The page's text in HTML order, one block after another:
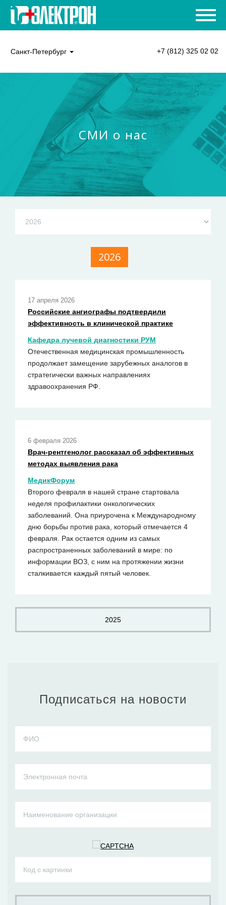
Санкт-Петербург +7 (812) 325 02 02
СМИ о нас
2026
17 апреля 2026
Российские ангиографы подтвердили
эффективность в клинической практике
Кафедра лучевой диагностики РУМ
Отечественная медицинская промышленность
продолжает замещение зарубежных аналогов в
стратегически важных направлениях
здравоохранения РФ.
6 февраля 2026
Врач-рентгенолог рассказал об эффективных
методах выявления рака
МедикФорум
Второго февраля в нашей стране стартовала
неделя профилактики онкологических
заболеваний. Она приурочена к Международному
дню борьбы против рака, который отмечается 4
февраля. Рак остается одним из самых
распространенных заболеваний в мире: по
информации ВОЗ, с ним на протяжении жизни
сталкивается каждый пятый человек.
2025
Подписаться на новости